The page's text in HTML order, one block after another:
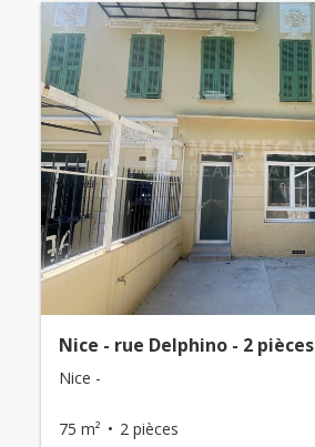
Nice - rue Delphino - 2 pièces
Nice -
75 m² 2 pièces